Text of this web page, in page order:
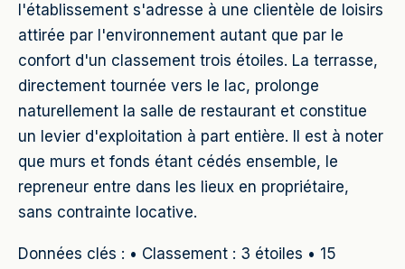
l'établissement s'adresse à une clientèle de loisirs
attirée par l'environnement autant que par le
confort d'un classement trois étoiles. La terrasse,
directement tournée vers le lac, prolonge
naturellement la salle de restaurant et constitue
un levier d'exploitation à part entière. Il est à noter
que murs et fonds étant cédés ensemble, le
repreneur entre dans les lieux en propriétaire,
sans contrainte locative.
Données clés : • Classement : 3 étoiles • 15